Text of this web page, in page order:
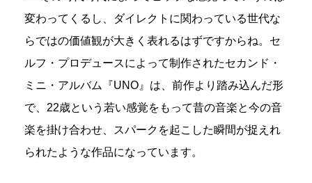
変わってくるし、ダイレクトに関わっている世代な
らではの価値観が大きく表れるはずですからね。セ
ルフ・プロデュースによって制作されたセカンド・
ミニ・アルバム『UNO』は、前作より踏み込んだ形
で、22歳という若い感覚をもって昔の音楽と今の音
楽を掛け合わせ、スパークを起こした瞬間が捉えれ
られたような作品になっています。